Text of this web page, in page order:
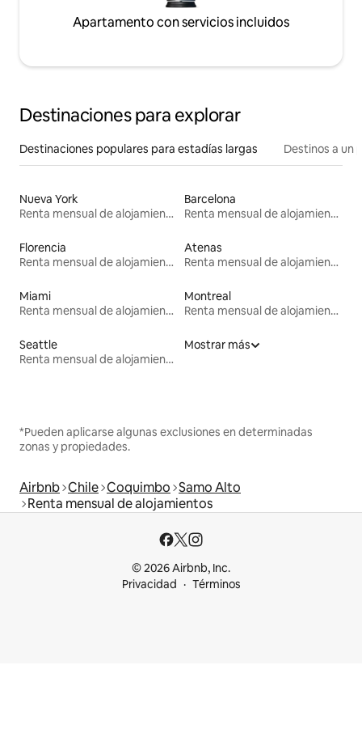
Apartamento con servicios incluidos
Destinaciones para explorar
Destinaciones populares para estadías largas Destinos a un
Nueva York
Renta mensual de alojamientos
Barcelona
Renta mensual de alojamientos
Florencia
Renta mensual de alojamientos
Atenas
Renta mensual de alojamientos
Miami
Renta mensual de alojamientos
Montreal
Renta mensual de alojamientos
Seattle
Renta mensual de alojamientos
Mostrar más
*Pueden aplicarse algunas exclusiones en determinadas
zonas y propiedades.
Airbnb Chile Coquimbo Samo Alto
Renta mensual de alojamientos
© 2026 Airbnb, Inc.
Privacidad
Términos